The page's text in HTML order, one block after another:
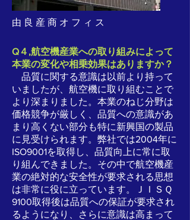
Q４,航空機産業への取り組みによって
本業の変化や相乗効果はありますか？
品質に関する意識は以前より持って
いましたが、航空機に取り組むことで
より深まりました。本業のねじ分野は
価格競争が厳しく、品質への意識があ
まり高くない部分も特に新興国の製品
に見受けられます。弊社では2004年に
ISO9001を取得し、品質向上に常に取
り組んできました。その中で航空機産
業の絶対的な安全性が要求される思想
は非常に役に立っています。ＪＩＳＱ
9100取得後は品質への保証が要求され
るようになり、さらに意識は高まって
由良産商オフィス